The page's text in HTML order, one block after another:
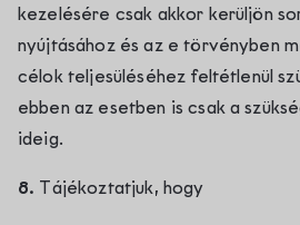
kezelésére csak akkor kerüljön
nyújtásához és az e törvényben
célok teljesüléséhez feltétlenül
ebben az esetben is csak a
ideig.
8. Tájékoztatjuk, hogy